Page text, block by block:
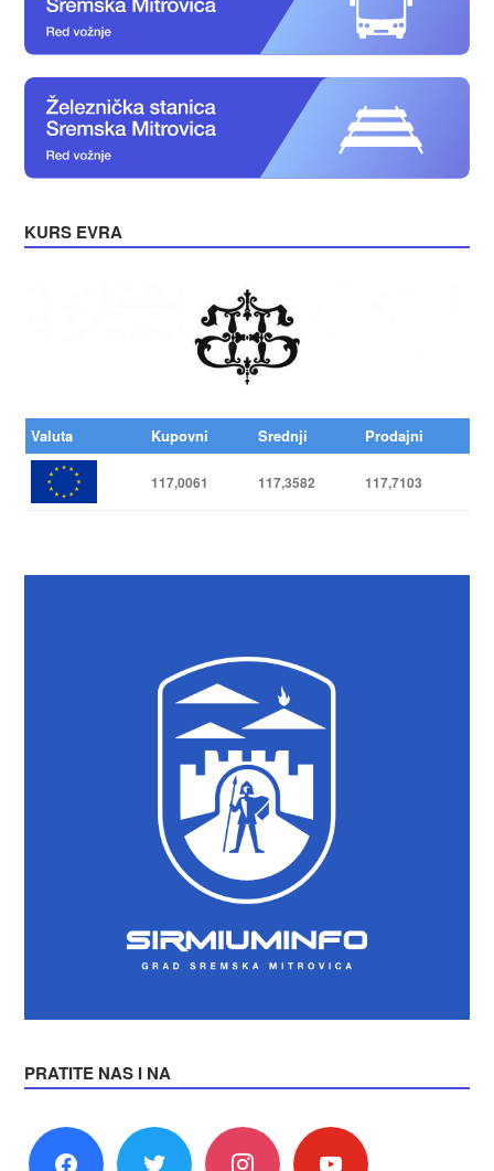
KURS EVRA
Valuta Kupovni Srednji Prodajni
117,0061 117,3582 117,7103
PRATITE NAS I NA
facebook twitter instagram youtube